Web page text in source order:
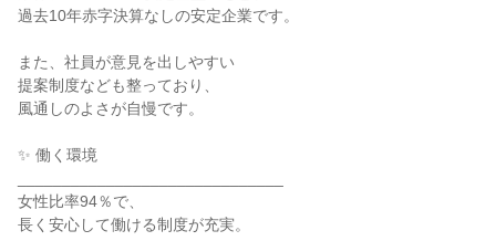
過去10年赤字決算なしの安定企業です。
また、社員が意見を出しやすい
提案制度なども整っており、
風通しのよさが自慢です。
✨ 働く環境
女性比率94％で、
長く安心して働ける制度が充実。